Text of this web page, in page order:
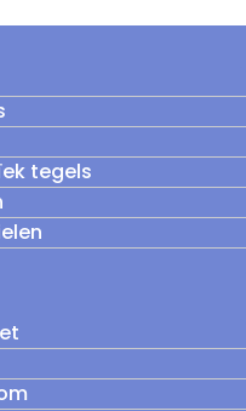
tegels